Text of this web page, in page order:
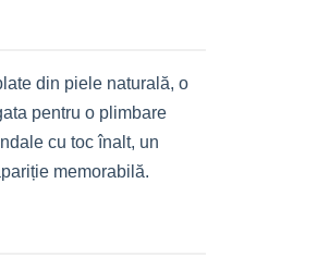
din piele naturală, o
pentru o plimbare
cu toc înalt, un
memorabilă.